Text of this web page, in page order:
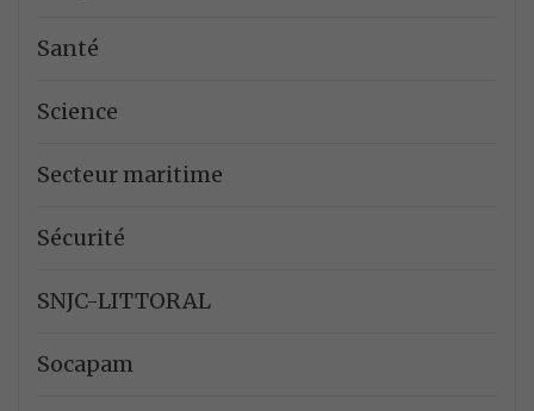
Santé
Science
Secteur maritime
Sécurité
SNJC-LITTORAL
Socapam